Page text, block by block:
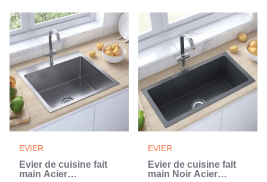
EVIER
Évier de cuisine fait
main Acier
EVIER
Évier de cuisine fait
main Noir Acier